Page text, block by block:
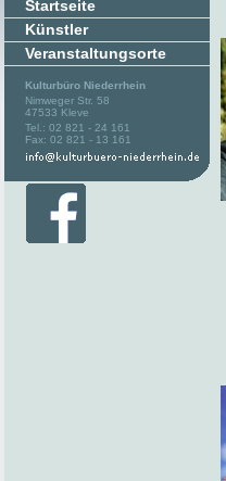
Startseite
Künstler
Veranstaltungsorte
Kulturbüro Niederrhein
Nimweger Str. 58
47533 Kleve
Tel.: 02 821 - 24 161
Fax: 02 821 - 13 161